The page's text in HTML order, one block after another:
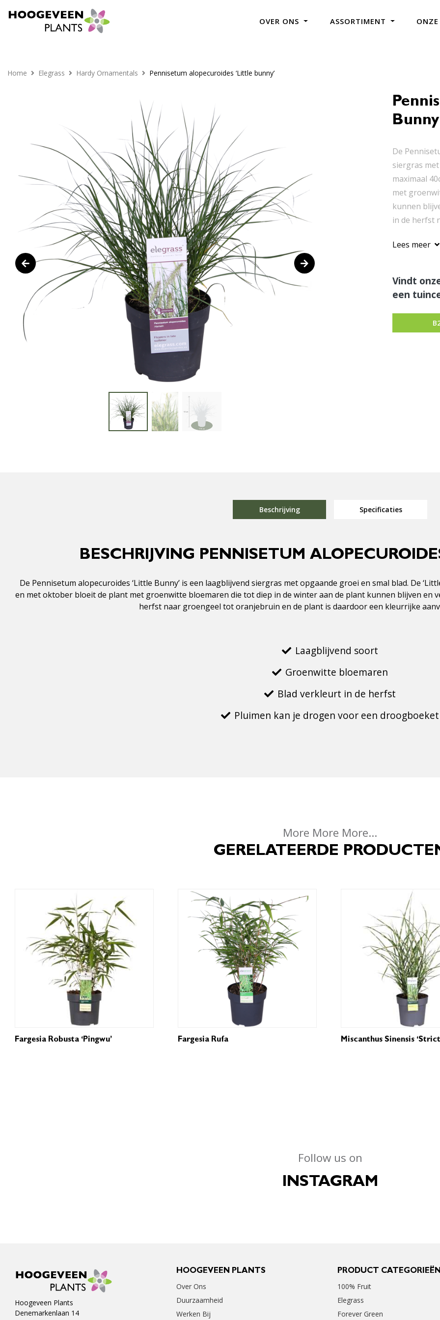
OVER ONS ASSORTIMENT
Home Elegrass Hardy Ornamentals Pennisetum alopecuroides ‘Little bunny’
De
siergras
maximaal
met
kunnen
in de herfst
Lees meer
Vindt
een
Beschrijving Specificaties
BESCHRIJVING PENNISETUM
De Pennisetum alopecuroides ‘Little Bunny’ is een laagblijvend siergras met opgaande groei en smal blad. De
en met oktober bloeit de plant met groenwitte bloemaren die tot diep in de winter aan de plant kunnen blijven en
herfst naar groengeel tot oranjebruin en de plant is daardoor een kleurrijke
Laagblijvend soort
Groenwitte bloemaren
Blad verkleurt in de herfst
Pluimen kan je drogen voor een droogboeket
More More More...
GERELATEERDE
Fargesia Robusta ‘Pingwu’ Fargesia Rufa Miscanthus Sinensis
Follow us on
INSTAGRAM
Hoogeveen Plants
Denemarkenlaan 14
HOOGEVEEN PLANTS
Over Ons
Duurzaamheid
Werken Bij
PRODUCT
100% Fruit
Elegrass
Forever Green